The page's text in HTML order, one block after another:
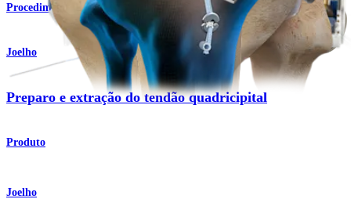
Procedimento
Joelho
Preparo e extração do tendão quadricipital
Produto
Joelho